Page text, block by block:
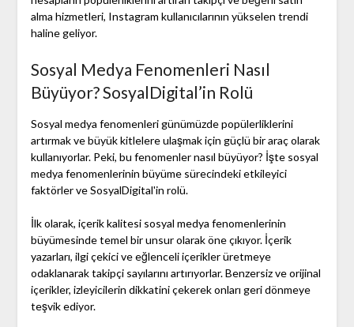
alma hizmetleri, Instagram kullanıcılarının yükselen trendi
haline geliyor.
Sosyal Medya Fenomenleri Nasıl
Büyüyor? SosyalDigital’in Rolü
Sosyal medya fenomenleri günümüzde popülerliklerini
artırmak ve büyük kitlelere ulaşmak için güçlü bir araç olarak
kullanıyorlar. Peki, bu fenomenler nasıl büyüyor? İşte sosyal
medya fenomenlerinin büyüme sürecindeki etkileyici
faktörler ve SosyalDigital'in rolü.
İlk olarak, içerik kalitesi sosyal medya fenomenlerinin
büyümesinde temel bir unsur olarak öne çıkıyor. İçerik
yazarları, ilgi çekici ve eğlenceli içerikler üretmeye
odaklanarak takipçi sayılarını artırıyorlar. Benzersiz ve orijinal
içerikler, izleyicilerin dikkatini çekerek onları geri dönmeye
teşvik ediyor.